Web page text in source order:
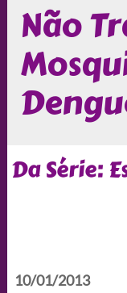
Não
Da Série:
10/01/2013